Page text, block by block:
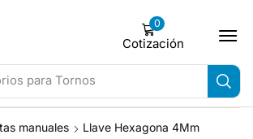
para Tornos
0
Cotización
manuales Llave Hexagona 4Mm